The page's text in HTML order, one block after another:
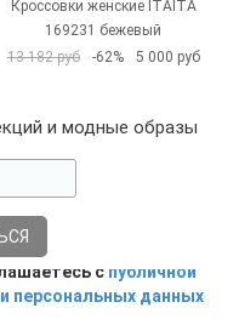
Кроссовки женские ITAITA
169231 бежевый
13 182 руб
-62% 5 000 руб
и модные образы
с публичной
персональных данных